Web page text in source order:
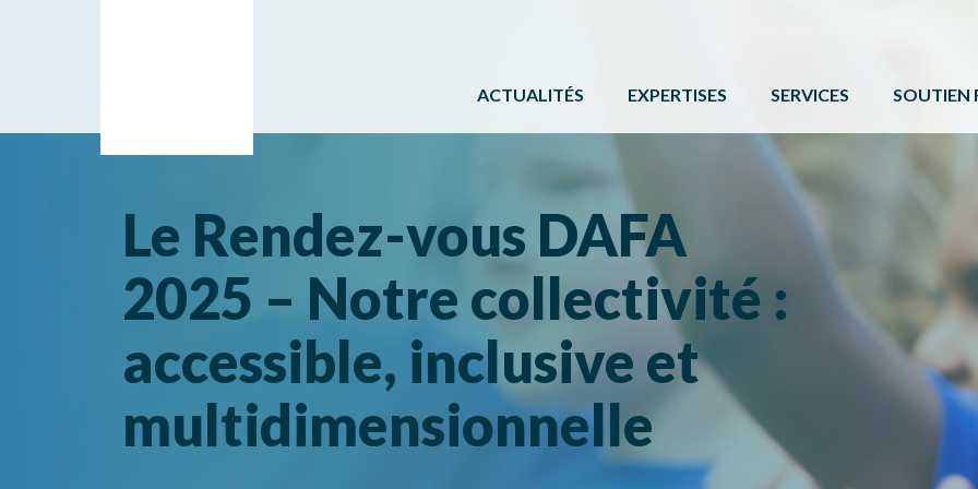
ACTUALITÉS EXPERTISES
ACTIVITÉ PHYSIQUE
CAMPS DE JOUR
LOISIR CULTUREL
LOISIR MUNICIPAL
PARCS ET ESPACES RÉCRÉATIFS
PERSONNES HANDICAPÉES
PLEIN AIR
SERVICES
FORMATIONS ET
SERVICE DE
SOUTIEN
AUTRES
Le Rendez-vous DAFA
2025 – Notre collectivité :
accessible, inclusive et
multidimensionnelle